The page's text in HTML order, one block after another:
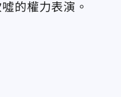
的權力表演。